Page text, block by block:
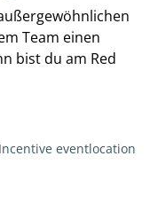
Team einen
bist du am Red
Incentive eventlocation